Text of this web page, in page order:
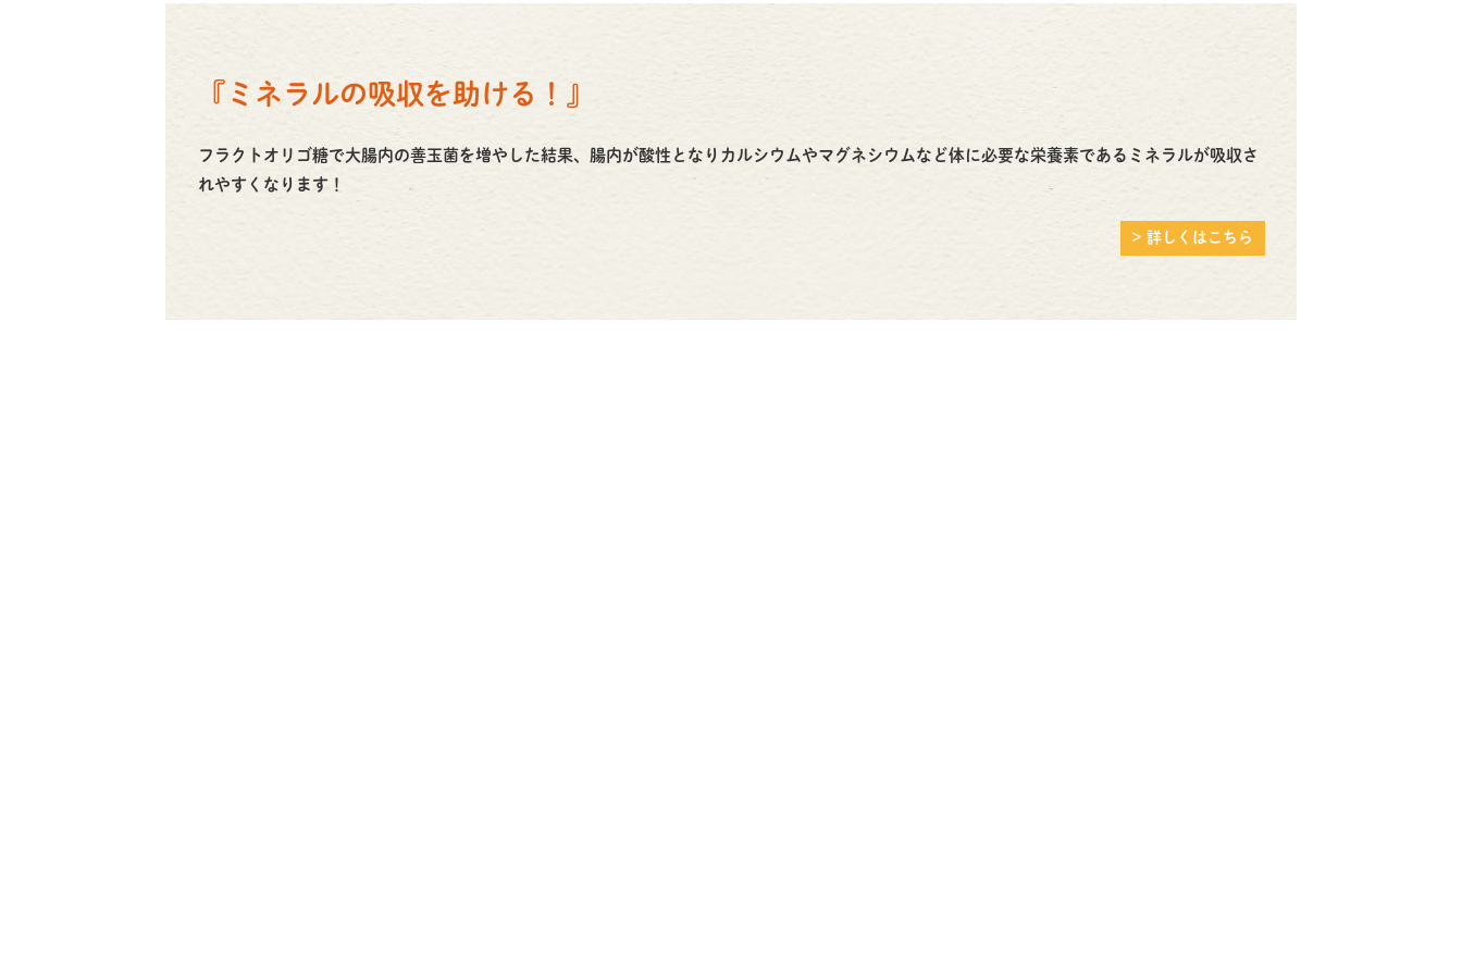
『ミネラルの吸収を助ける！』
フラクトオリゴ糖で大腸内の善玉菌を増やした結果、腸内が酸性となりカルシウムやマグネシウムなど体に必要な栄養素であるミネラルが吸収さ
れやすくなります！
> 詳しくはこちら